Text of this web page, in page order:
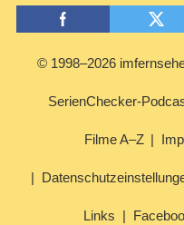
© 1998–2026
SerienChecker-
Filme A–Z
Links